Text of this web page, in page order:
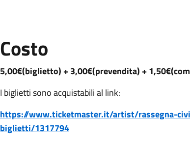
Costo
5,00€(biglietto) + 3,00€(prevendita) +
I biglietti sono acquistabili al link:
https://www.ticketmaster.it/artist/rassegna-
biglietti/1317794